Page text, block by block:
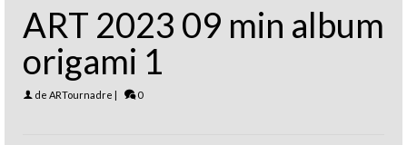
ART 2023 09 min album
origami 1
de ARTournadre | 0